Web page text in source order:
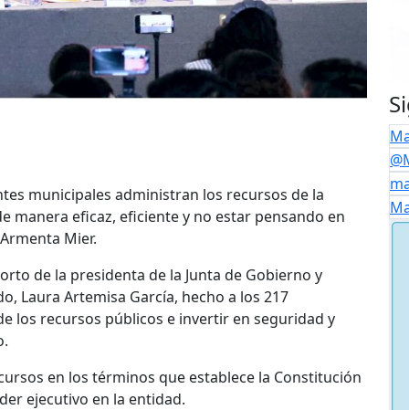
municipales administran los recursos de la
manera eficaz, eficiente y no estar pensando en
Mier.
de la presidenta de la Junta de Gobierno y
Laura Artemisa García, hecho a los 217
los recursos públicos e invertir en seguridad y
en los términos que establece la Constitución
ejecutivo en la entidad.